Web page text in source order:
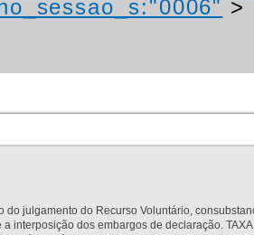
>
do julgamento do Recurso Voluntário,
interposição dos embargos de declaração.